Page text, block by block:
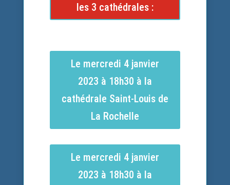
les 3 cathédrales :
Le mercredi 4 janvier
2023 à 18h30 à la
cathédrale Saint-Louis de
La Rochelle
Le mercredi 4 janvier
2023 à 18h30 à la